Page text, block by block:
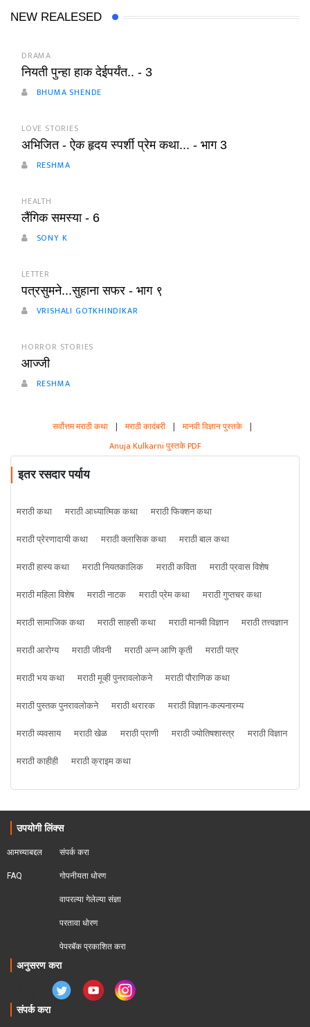
NEW REALESED
DRAMA
नियती पुन्हा हाक देईपर्यंत.. - 3
BHUMA SHENDE
LOVE STORIES
अभिजित - ऐक हृदय स्पर्शी प्रेम कथा... - भाग 3
RESHMA
HEALTH
लैंगिक समस्या - 6
SONY K
LETTER
पत्रसुमने...सुहाना सफर - भाग ९
VRISHALI GOTKHINDIKAR
HORROR STORIES
आज्जी
RESHMA
सर्वोत्तम मराठी कथा | मराठी कादंबरी | मानवी विज्ञान पुस्तके |
Anuja Kulkarni पुस्तके PDF
इतर रसदार पर्याय
मराठी कथा मराठी आध्यात्मिक कथा
मराठी फिक्शन कथा
मराठी प्रेरणादायी कथा
मराठी क्लासिक कथा
मराठी बाल कथा
मराठी हास्य कथा
मराठी नियतकालिक मराठी कविता
मराठी प्रवास विशेष
मराठी महिला विशेष
मराठी नाटक मराठी प्रेम कथा
मराठी गुप्तचर कथा
मराठी सामाजिक कथा
मराठी साहसी कथा मराठी मानवी विज्ञान
मराठी तत्त्वज्ञान
मराठी आरोग्य
मराठी जीवनी मराठी अन्न आणि कृती
मराठी पत्र
मराठी भय कथा
मराठी मूव्ही पुनरावलोकने
मराठी पौराणिक कथा
मराठी पुस्तक पुनरावलोकने
मराठी थरारक
मराठी विज्ञान-कल्पनारम्य
मराठी व्यवसाय
मराठी खेळ मराठी प्राणी मराठी ज्योतिषशास्त्र
मराठी विज्ञान
मराठी काहीही
मराठी क्राइम कथा
उपयोगी लिंक्स
आमच्याबद्दल
FAQ
संपर्क करा
गोपनीयता धोरण
वापरल्या गेलेल्या संज्ञा
परतावा धोरण
पेपरबॅक प्रकाशित करा
अनुसरण करा
संपर्क करा